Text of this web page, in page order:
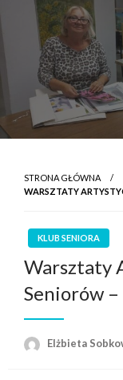
STRONA GŁÓWNA
WARSZTATY
KLUB SENIORA
Warsztaty
Seniorów
Elżbieta